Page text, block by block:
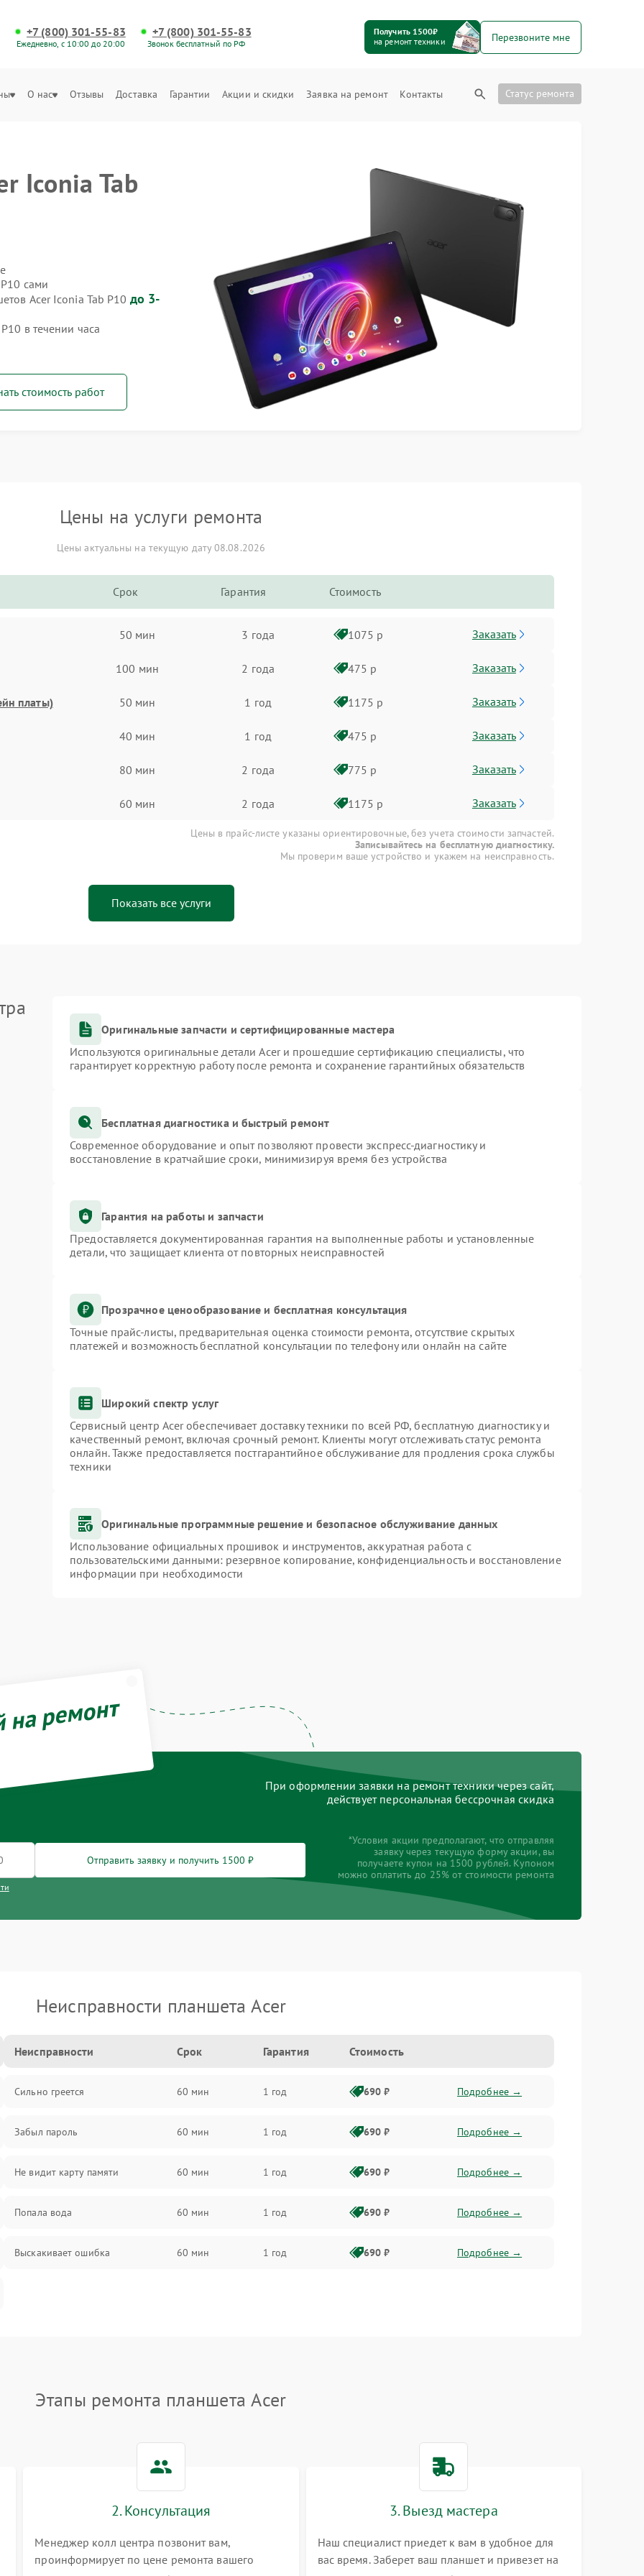
+7 (800) 301-55-83
Ежедневно, с 10:00 до 20:00
+7 (800) 301-55-83
Звонок бесплатный по РФ
Получить 1500₽
на ремонт техники
Перезвоните мне
О нас Отзывы Доставка Гарантии Акции и скидки Заявка на ремонт Контакты Статус ремонта
Iconia Tab
сами
Acer Iconia Tab P10 до 3-
в течении часа
стоимость работ
Цены на услуги ремонта
Цены актуальны на текущую дату 08.08.2026
Срок Гарантия Стоимость
50 мин 3 года 1075 р Заказать
100 мин 2 года 475 р Заказать
платы) 50 мин 1 год 1175 р Заказать
40 мин 1 год 475 р Заказать
80 мин 2 года 775 р Заказать
60 мин 2 года 1175 р Заказать
Цены в прайс-листе указаны ориентировочные, без учета стоимости запчастей.
Записывайтесь на бесплатную диагностику.
Мы проверим ваше устройство и укажем на неисправность.
Показать все услуги
Оригинальные запчасти и сертифицированные мастера
Используются оригинальные детали Acer и прошедшие сертификацию специалисты, что
гарантирует корректную работу после ремонта и сохранение гарантийных обязательств
Бесплатная диагностика и быстрый ремонт
Современное оборудование и опыт позволяют провести экспресс-диагностику и
восстановление в кратчайшие сроки, минимизируя время без устройства
Гарантия на работы и запчасти
Предоставляется документированная гарантия на выполненные работы и установленные
детали, что защищает клиента от повторных неисправностей
Прозрачное ценообразование и бесплатная консультация
Точные прайс-листы, предварительная оценка стоимости ремонта, отсутствие скрытых
платежей и возможность бесплатной консультации по телефону или онлайн на сайте
Широкий спектр услуг
Сервисный центр Acer обеспечивает доставку техники по всей РФ, бесплатную диагностику и
качественный ремонт, включая срочный ремонт. Клиенты могут отслеживать статус ремонта
онлайн. Также предоставляется постгарантийное обслуживание для продления срока службы
техники
Оригинальные программные решение и безопасное обслуживание данных
Использование официальных прошивок и инструментов, аккуратная работа с
пользовательскими данными: резервное копирование, конфиденциальность и восстановление
информации при необходимости
ремонт
При оформлении заявки на ремонт техники через сайт,
действует персональная бессрочная скидка
Отправить заявку и получить 1500 ₽
*Условия акции предполагают, что отправляя
заявку через текущую форму акции, вы
получаете купон на 1500 рублей. Купоном
можно оплатить до 25% от стоимости ремонта
Неисправности планшета Acer
Неисправности Срок Гарантия Стоимость
Сильно греется 60 мин 1 год 690 ₽ Подробнее →
Забыл пароль 60 мин 1 год 690 ₽ Подробнее →
Не видит карту памяти 60 мин 1 год 690 ₽ Подробнее →
Попала вода 60 мин 1 год 690 ₽ Подробнее →
Выскакивает ошибка 60 мин 1 год 690 ₽ Подробнее →
Этапы ремонта планшета Acer
2. Консультация
Менеджер колл центра позвонит вам,
проинформирует по цене ремонта вашего
3. Выезд мастера
Наш специалист приедет к вам в удобное для
вас время. Заберет ваш планшет и привезет на